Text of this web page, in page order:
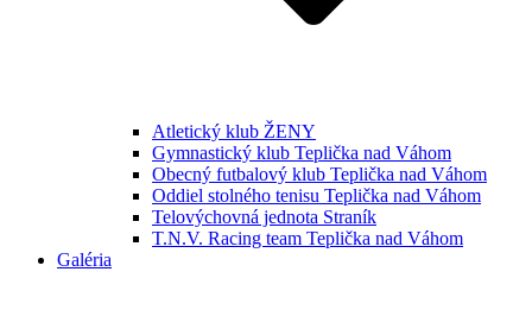
Atletický klub ŽENY
Gymnastický klub Teplička nad Váhom
Obecný futbalový klub Teplička nad Váhom
Oddiel stolného tenisu Teplička nad Váhom
Telovýchovná jednota Straník
T.N.V. Racing team Teplička nad Váhom
Galéria